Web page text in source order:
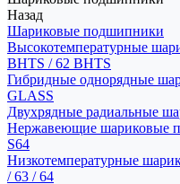
Назад
Шариковые подшипники
Высокотемпературные
BHTS / 62 BHTS
Гибридные однорядные
GLASS
Двухрядные радиальные
Нержавеющие шариковые
S64
Низкотемпературные
/ 63 / 64